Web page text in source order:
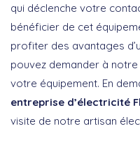
qui déclenche votre
bénéficier de cet
profiter des avantages
pouvez demander à notre
votre équipement. En
entreprise d’électricité
visite de notre artisan